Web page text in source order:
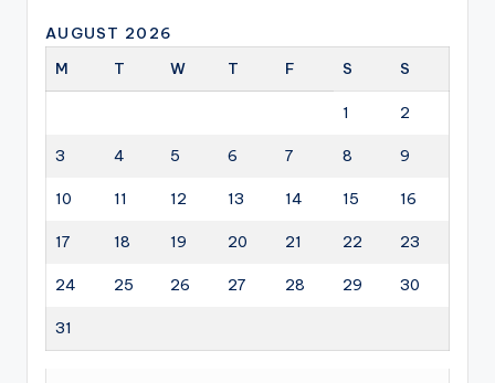
AUGUST 2026
M
T W T F S S
1 2
3 4 5 6 7 8 9
10 11 12 13 14 15 16
17 18 19 20 21 22 23
24 25 26 27 28 29 30
31